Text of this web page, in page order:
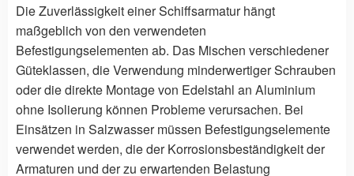
Die Zuverlässigkeit einer Schiffsarmatur hängt
maßgeblich von den verwendeten
Befestigungselementen ab. Das Mischen verschiedener
Güteklassen, die Verwendung minderwertiger Schrauben
oder die direkte Montage von Edelstahl an Aluminium
ohne Isolierung können Probleme verursachen. Bei
Einsätzen in Salzwasser müssen Befestigungselemente
verwendet werden, die der Korrosionsbeständigkeit der
Armaturen und der zu erwartenden Belastung